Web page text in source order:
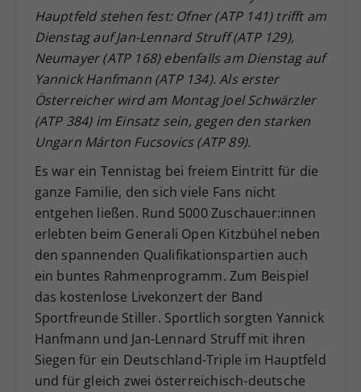
Hauptfeld stehen fest: Ofner (ATP 141) trifft am
Dienstag auf Jan-Lennard Struff (ATP 129),
Neumayer (ATP 168) ebenfalls am Dienstag auf
Yannick Hanfmann (ATP 134). Als erster
Österreicher wird am Montag Joel Schwärzler
(ATP 384) im Einsatz sein, gegen den starken
Ungarn Márton Fucsovics (ATP 89).
Es war ein Tennistag bei freiem Eintritt für die
ganze Familie, den sich viele Fans nicht
entgehen ließen. Rund 5000 Zuschauer:innen
erlebten beim Generali Open Kitzbühel neben
den spannenden Qualifikationspartien auch
ein buntes Rahmenprogramm. Zum Beispiel
das kostenlose Livekonzert der Band
Sportfreunde Stiller. Sportlich sorgten Yannick
Hanfmann und Jan-Lennard Struff mit ihren
Siegen für ein Deutschland-Triple im Hauptfeld
und für gleich zwei österreichisch-deutsche
Zweck
Dieser Wert speichert Ihre Consent-
Einstellungen. Unter anderem eine
zufällig generierte ID, für die
historische Speicherung Ihrer
vorgenommen Einstellungen, falls der
Webseiten-Betreiber dies eingestellt
hat.